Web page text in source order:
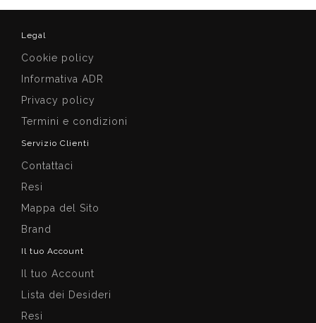
Legal
Cookie policy
Informativa ADR
Privacy policy
Termini e condizioni
Servizio Clienti
Contattaci
Resi
Mappa del Sito
Brand
Il tuo Account
Il tuo Account
Lista dei Desideri
Resi